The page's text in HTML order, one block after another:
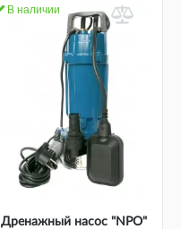
В наличии
Дренажный насос "NPO"